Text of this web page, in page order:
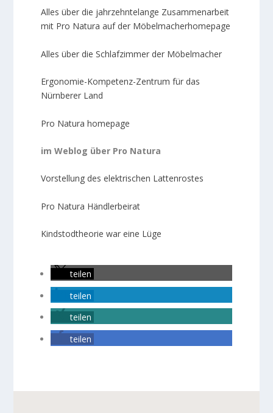
Alles über die jahrzehntelange Zusammenarbeit
mit Pro Natura auf der Möbelmacherhomepage
Alles über die Schlafzimmer der Möbelmacher
Ergonomie-Kompetenz-Zentrum für das
Nürnberer Land
Pro Natura homepage
im Weblog über Pro Natura
Vorstellung des elektrischen Lattenrostes
Pro Natura Händlerbeirat
Kindstodtheorie war eine Lüge
teilen
teilen
teilen
teilen